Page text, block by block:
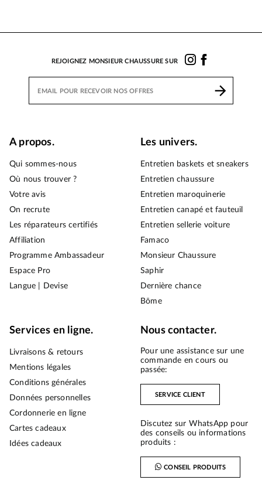
REJOIGNEZ MONSIEUR CHAUSSURE SUR
A propos.
Qui sommes-nous
Où nous trouver ?
Votre avis
On recrute
Les réparateurs certifiés
Affiliation
Programme Ambassadeur
Espace Pro
Langue | Devise
Les univers.
Entretien baskets et sneakers
Entretien chaussure
Entretien maroquinerie
Entretien canapé et fauteuil
Entretien sellerie voiture
Famaco
Monsieur Chaussure
Saphir
Dernière chance
Bōme
Services en ligne.
Livraisons & retours
Mentions légales
Conditions générales
Données personnelles
Cordonnerie en ligne
Cartes cadeaux
Idées cadeaux
Nous contacter.
Pour une assistance sur une
commande en cours ou
passée:
SERVICE CLIENT
Discutez sur WhatsApp pour
des conseils ou informations
produits :
CONSEIL PRODUITS